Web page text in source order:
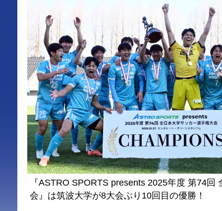
『ASTRO SPORTS presents 2025年度 第74回
会』は筑波大学が8大会ぶり10回目の優勝！